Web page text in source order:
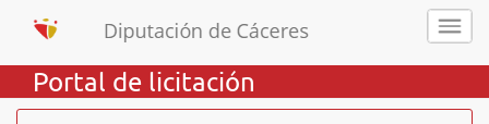
Portal de licitación